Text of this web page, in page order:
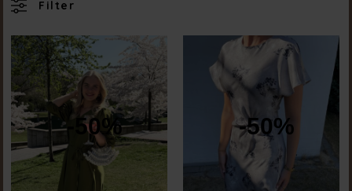
Filter
-50% -50%